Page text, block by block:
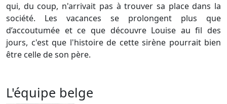
qui, du coup, n'arrivait pas à trouver sa place dans la
société. Les vacances se prolongent plus que
d’accoutumée et ce que découvre Louise au fil des
jours, c'est que l'histoire de cette sirène pourrait bien
être celle de son père.
L'équipe belge